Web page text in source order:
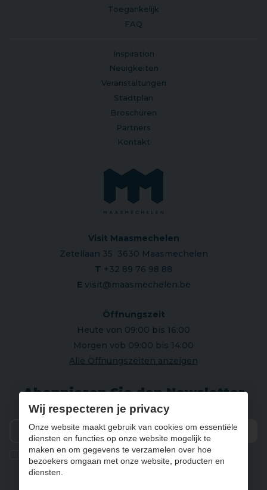
Toegankelijk
FAQ
Inspiration
Neuigkeiten
Veranstaltungen
Stadtplan
Broschüren
Partners
Kontakt
Visit Maasmechelen
Zetellaan 35 3630 Maasmechelen
T +32 89 76 98 88
E visit@maasmechelen.be
Öffnungszeit
Heute von 09:00 bis 16:00
Morgen vob 09:00 bis 14:00
Alle Öffnungszeiten anzeigen
Abonnieren Sie den Newsletter
Ik geef de toestemming om mijn gegevens te bewaren en
verwerken zoals aangegeven in onzeprivacy statement
Wij respecteren je privacy
Onze website maakt gebruik van cookies om essentiële
diensten en functies op onze website mogelijk te
maken en om gegevens te verzamelen over hoe
bezoekers omgaan met onze website, producten en
diensten.